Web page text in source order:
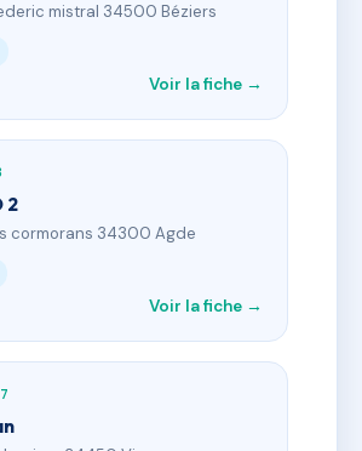
mistral 34500 Béziers
Voir la fiche →
2
cormorans 34300 Agde
Voir la fiche →